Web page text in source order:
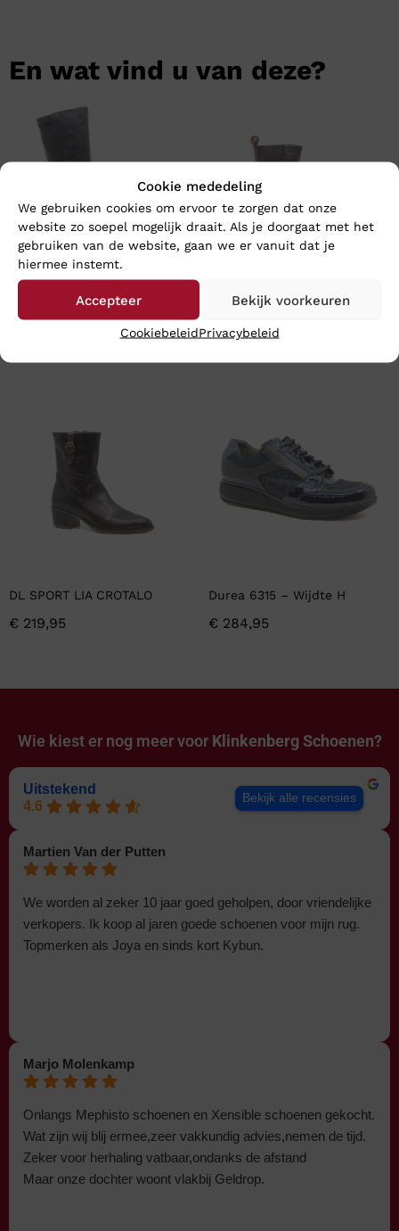
Cookie mededeling
We gebruiken cookies om ervoor te zorgen dat onze
website zo soepel mogelijk draait. Als je doorgaat met het
gebruiken van de website, gaan we er vanuit dat je
hiermee instemt.
Accepteer Bekijk voorkeuren
CookiebeleidPrivacybeleid
En wat vind u van deze?
DL SPORT GRANDIOSA NERO DL SPORT LIA BORDO
€214,95
DL SPORT LIA CROTALO
€ 219,95
Durea 6315 – Wijdte H
€ 284,95
Wie kiest er nog meer voor Klinkenberg Schoenen?
Uitstekend
4.6
Bekijk alle recensies
Martien Van der Putten
We worden al zeker 10 jaar goed geholpen, door vriendelijke
verkopers. Ik koop al jaren goede schoenen voor mijn rug.
Topmerken als Joya en sinds kort Kybun.
Marjo Molenkamp
Onlangs Mephisto schoenen en Xensible schoenen gekocht.
Wat zijn wij blij ermee,zeer vakkundig advies,nemen de tijd.
Zeker voor herhaling vatbaar,ondanks de afstand
Maar onze dochter woont vlakbij Geldrop.